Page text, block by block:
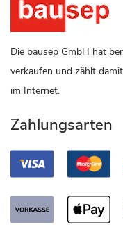
Die bausep GmbH hat
verkaufen und zählt
im Internet.
Zahlungsarten